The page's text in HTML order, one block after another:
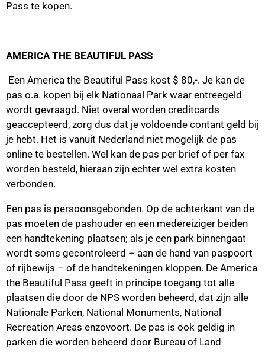
Pass te kopen.
AMERICA THE BEAUTIFUL PASS
Een America the Beautiful Pass kost $ 80,-. Je kan de
pas o.a. kopen bij elk Nationaal Park waar entreegeld
wordt gevraagd. Niet overal worden creditcards
geaccepteerd, zorg dus dat je voldoende contant geld bij
je hebt. Het is vanuit Nederland niet mogelijk de pas
online te bestellen. Wel kan de pas per brief of per fax
worden besteld, hieraan zijn echter wel extra kosten
verbonden.
Een pas is persoonsgebonden. Op de achterkant van de
pas moeten de pashouder en een medereiziger beiden
een handtekening plaatsen; als je een park binnengaat
wordt soms gecontroleerd – aan de hand van paspoort
of rijbewijs – of de handtekeningen kloppen. De America
the Beautiful Pass geeft in principe toegang tot alle
plaatsen die door de NPS worden beheerd, dat zijn alle
Nationale Parken, National Monuments, National
Recreation Areas enzovoort. De pas is ook geldig in
parken die worden beheerd door Bureau of Land